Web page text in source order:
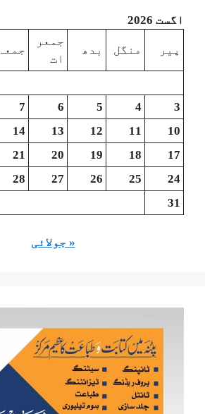
اگست 2026
پیر منگل بدھ
جمعر
ات
جمعہ
3
4
5
6
7
10
11
12
13
14
17
18
19
20
21
24
25
26
27
28
31
« جولائی